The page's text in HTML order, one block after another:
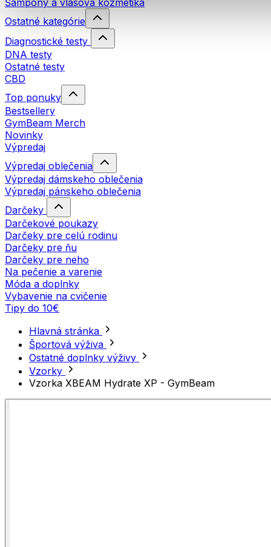
Šampóny a vlasová kozmetika
Ostatné kategórie
Diagnostické testy
DNA testy
Ostatné testy
CBD
Top ponuky
Bestsellery
GymBeam Merch
Novinky
Výpredaj
Výpredaj oblečenia
Výpredaj dámskeho oblečenia
Výpredaj pánskeho oblečenia
Darčeky
Darčekové poukazy
Darčeky pre celú rodinu
Darčeky pre ňu
Darčeky pre neho
Na pečenie a varenie
Móda a doplnky
Vybavenie na cvičenie
Tipy do 10€
Hlavná stránka
Športová výživa
Ostatné doplnky výživy
Vzorky
Vzorka XBEAM Hydrate XP - GymBeam